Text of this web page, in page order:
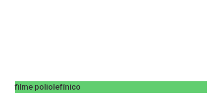
filme poliolefínico